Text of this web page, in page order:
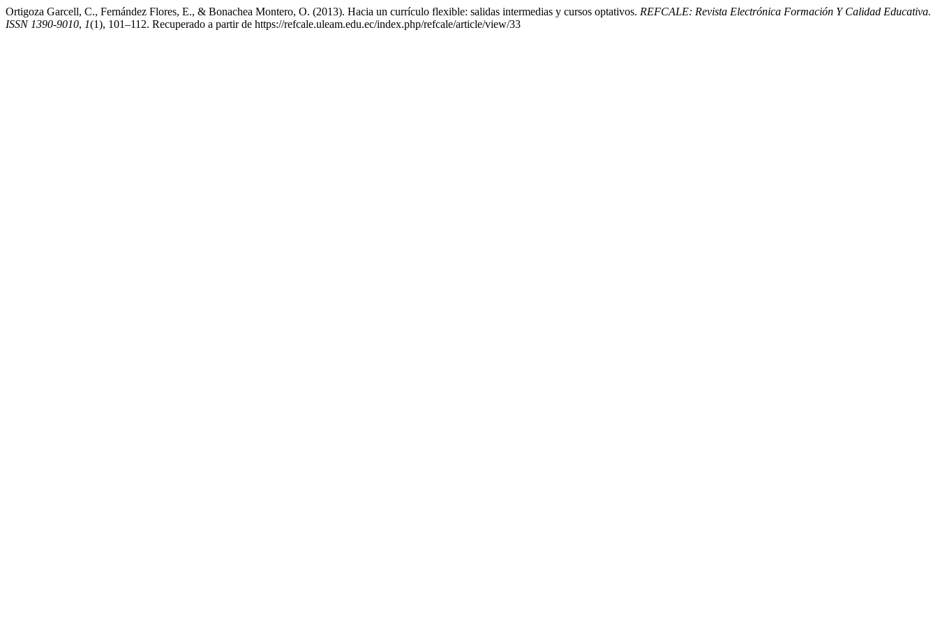
Ortigoza Garcell, C., Fernández Flores, E., & Bonachea Montero, O. (2013). Hacia un currículo flexible: salidas intermedias y cursos optativos. REFCALE: Revista Electrónica Formación Y Calidad Educativa.
ISSN 1390-9010, 1(1), 101–112. Recuperado a partir de https://refcale.uleam.edu.ec/index.php/refcale/article/view/33